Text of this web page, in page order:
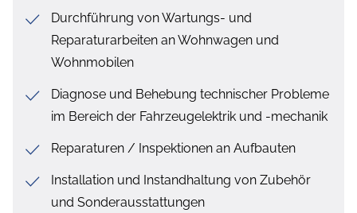
Durchführung von Wartungs- und
Reparaturarbeiten an Wohnwagen und
Wohnmobilen
Diagnose und Behebung technischer Probleme
im Bereich der Fahrzeugelektrik und -mechanik
Reparaturen / Inspektionen an Aufbauten
Installation und Instandhaltung von Zubehör
und Sonderausstattungen